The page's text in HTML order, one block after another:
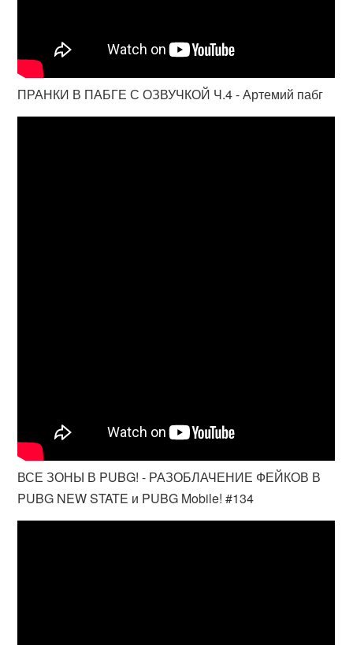
ПРАНКИ В ПАБГЕ С ОЗВУЧКОЙ Ч.4 - Артемий пабг
ВСЕ ЗОНЫ В PUBG! - РАЗОБЛАЧЕНИЕ ФЕЙКОВ В
PUBG NEW STATE и PUBG Mobile! #134